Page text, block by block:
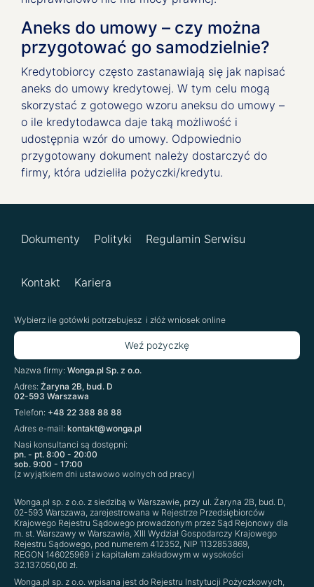
Aneks do umowy – czy można
przygotować go samodzielnie?
Kredytobiorcy często zastanawiają się jak napisać
aneks do umowy kredytowej. W tym celu mogą
skorzystać z gotowego wzoru aneksu do umowy –
o ile kredytodawca daje taką możliwość i
udostępnia wzór do umowy. Odpowiednio
przygotowany dokument należy dostarczyć do
firmy, która udzieliła pożyczki/kredytu.
Dokumenty Polityki Regulamin Serwisu
Kontakt Kariera
Wonga.pl sp. z o.o. z siedzibą w Warszawie, przy ul. Żaryna 2B, bud. D,
02-593 Warszawa, zarejestrowana w Rejestrze Przedsiębiorców
Krajowego Rejestru Sądowego prowadzonym przez Sąd Rejonowy dla
m. st. Warszawy w Warszawie, XIII Wydział Gospodarczy Krajowego
Rejestru Sądowego, pod numerem 41‍23‍52, NIP 11‍32‍85‍38‍69,
REGON 14‍60‍25‍96‍9 i z kapitałem zakładowym w wysokości
32.137.050,00 zł.
Wonga.pl sp. z o.o. wpisana jest do Rejestru Instytucji Pożyczkowych,
Wybierz ile gotówki potrzebujesz i złóż wniosek online
Weź pożyczkę
Nazwa firmy: Wonga.pl Sp. z o.o.
Adres: Żaryna 2B, bud. D
02-593 Warszawa
Telefon: +48 22 388 88 88
Adres e-mail: kontakt@wonga.pl
Nasi konsultanci są dostępni:
pn. - pt. 8:00 - 20:00
sob. 9:00 - 17:00
(z wyjątkiem dni ustawowo wolnych od pracy)